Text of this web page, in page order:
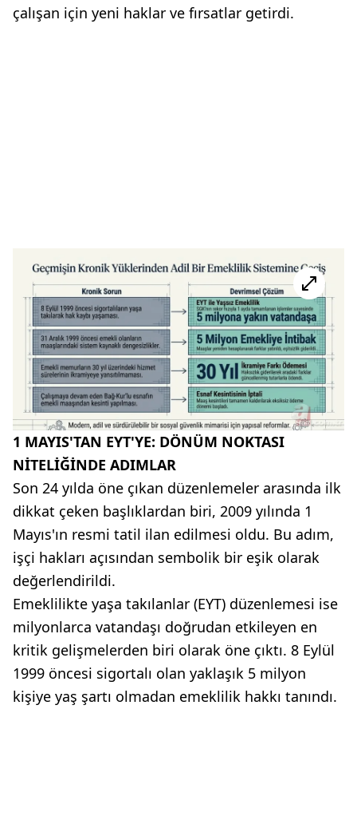
çalışan için yeni haklar ve fırsatlar getirdi.
1 MAYIS'TAN EYT'YE: DÖNÜM NOKTASI
NİTELİĞİNDE ADIMLAR
Son 24 yılda öne çıkan düzenlemeler arasında ilk
dikkat çeken başlıklardan biri, 2009 yılında 1
Mayıs'ın resmi tatil ilan edilmesi oldu. Bu adım,
işçi hakları açısından sembolik bir eşik olarak
değerlendirildi.
Emeklilikte yaşa takılanlar (EYT) düzenlemesi ise
milyonlarca vatandaşı doğrudan etkileyen en
kritik gelişmelerden biri olarak öne çıktı. 8 Eylül
1999 öncesi sigortalı olan yaklaşık 5 milyon
kişiye yaş şartı olmadan emeklilik hakkı tanındı.